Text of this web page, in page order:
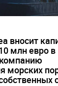
вносит
млн евро в
морских